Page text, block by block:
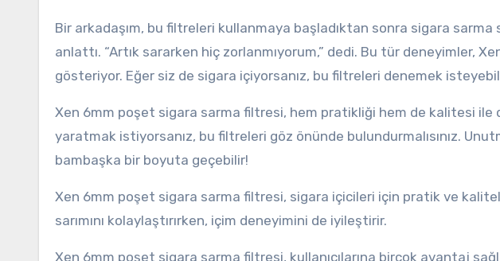
Bir arkadaşım, bu filtreleri kullanmaya başladıktan sonra sigara
anlattı. “Artık sararken hiç zorlanmıyorum,” dedi. Bu tür deneyimler,
gösteriyor. Eğer siz de sigara içiyorsanız, bu filtreleri denemek
Xen 6mm poşet sigara sarma filtresi, hem pratikliği hem de kalitesi ile
yaratmak istiyorsanız, bu filtreleri göz önünde bulundurmalısınız.
bambaşka bir boyuta geçebilir!
Xen 6mm poşet sigara sarma filtresi, sigara içicileri için pratik ve
sarımını kolaylaştırırken, içim deneyimini de iyileştirir.
Xen 6mm poşet sigara sarma filtresi, kullanıcılarına birçok avantaj